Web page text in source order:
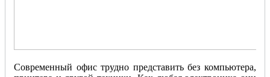
Современный офис трудно представить без компьютера,